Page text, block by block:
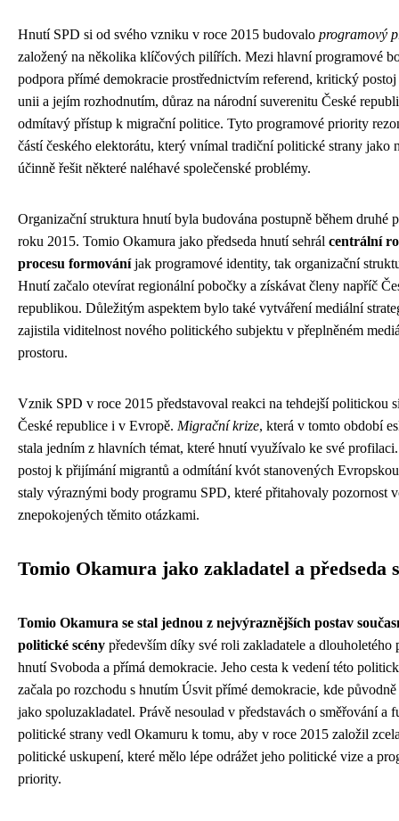
Hnutí SPD si od svého vzniku v roce 2015 budovalo programový
založený na několika klíčových pilířích. Mezi hlavní programové
podpora přímé demokracie prostřednictvím referend, kritický
unii a jejím rozhodnutím, důraz na národní suverenitu České
odmítavý přístup k migrační politice. Tyto programové priority
částí českého elektorátu, který vnímal tradiční politické strany jako
účinně řešit některé naléhavé společenské problémy.
Organizační struktura hnutí byla budována postupně během druhé
roku 2015. Tomio Okamura jako předseda hnutí sehrál centrální
procesu formováníjak programové identity, tak organizační
Hnutí začalo otevírat regionální pobočky a získávat členy napříč
republikou. Důležitým aspektem bylo také vytváření mediální
zajistila viditelnost nového politického subjektu v přeplněném
prostoru.
Vznik SPD v roce 2015 představoval reakci na tehdejší politickou
České republice i v Evropě. Migrační krize, která v tomto období
stala jedním z hlavních témat, které hnutí využívalo ke své
postoj k přijímání migrantů a odmítání kvót stanovených
staly výraznými body programu SPD, které přitahovaly pozornost
znepokojených těmito otázkami.
Tomio Okamura jako zakladatel a předseda
Tomio Okamura se stal jednou z nejvýraznějších postav
politické scény především díky své roli zakladatele a dlouholetého
hnutí Svoboda a přímá demokracie. Jeho cesta k vedení této
začala po rozchodu s hnutím Úsvit přímé demokracie, kde
jako spoluzakladatel. Právě nesoulad v představách o směřování a
politické strany vedl Okamuru k tomu, aby v roce 2015 založil
politické uskupení, které mělo lépe odrážet jeho politické vize a
priority.